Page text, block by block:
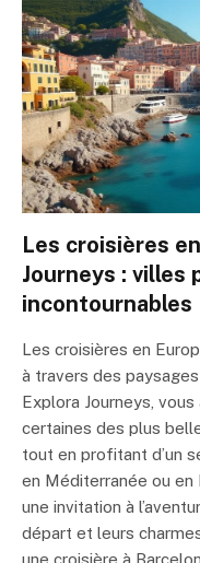
Les croisières
Journeys :
incontournables
Les croisières en
à travers des
Explora Journeys,
certaines des plus
tout en profitant d’un
en Méditerranée ou en
une invitation à
départ et leurs
une croisière à